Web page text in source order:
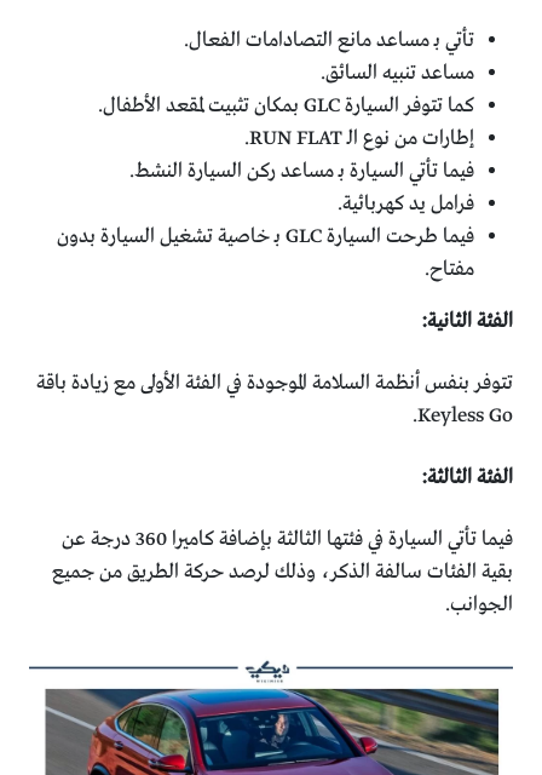
تأتي بـ مساعد مانع التصادامات الفعال.
مساعد تنبيه السائق.
كما تتوفر السيارة GLC بمكان تثبيت لمقعد الأطفال.
إطارات من نوع الـ RUN FLAT.
فيما تأتي السيارة بـ مساعد ركن السيارة النشط.
فرامل يد كهربائية.
فيما طرحت السيارة GLC بـ خاصية تشغيل السيارة بدون
مفتاح.
الفئة الثانية:
تتوفر بنفس أنظمة السلامة الموجودة في الفئة الأولى مع زيادة باقة
Keyless Go.
الفئة الثالثة:
فيما تأتي السيارة في فئتها الثالثة بإضافة كاميرا 360 درجة عن
بقية الفئات سالفة الذكر، وذلك لرصد حركة الطريق من جميع
الجوانب.